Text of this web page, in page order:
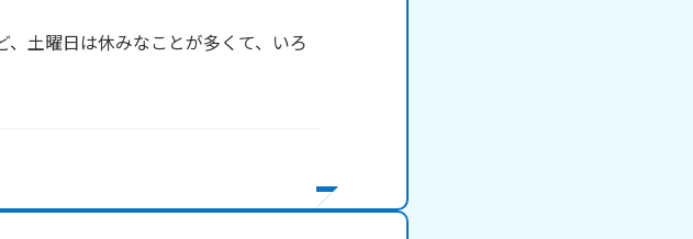
土曜日は休みなことが多くて、いろ
らえるから！